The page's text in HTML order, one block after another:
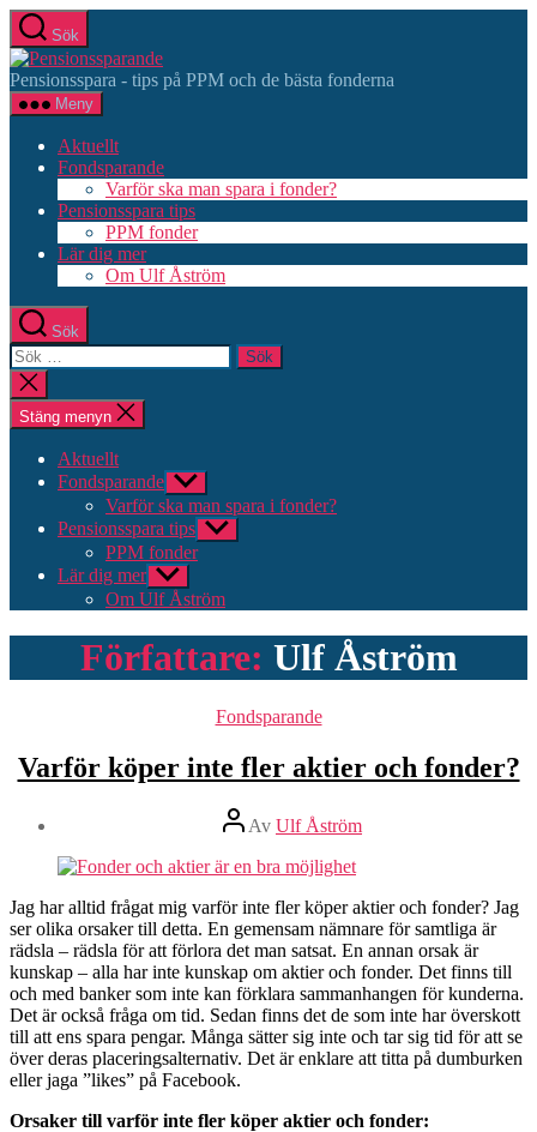
Hoppa
till
innehåll
Sök
Pensionssparande
Pensionsspara - tips på PPM och de bästa fonderna
Meny
Aktuellt
Fondsparande
Varför ska man spara i fonder?
Pensionsspara tips
PPM fonder
Lär dig mer
Om Ulf Åström
Sök
Sök
efter:
Stäng
sökningen
Stäng menyn
Aktuellt
Fondsparande Visa
undermeny
Varför ska man spara i fonder?
Pensionsspara tips Visa
undermeny
PPM fonder
Lär dig mer Visa
undermeny
Om Ulf Åström
Författare: Ulf Åström
Kategorier
Fondsparande
Varför köper inte fler aktier och fonder?
Inläggsförfattare
Av Ulf Åström
Jag har alltid frågat mig varför inte fler köper aktier och fonder? Jag
ser olika orsaker till detta. En gemensam nämnare för samtliga är
rädsla – rädsla för att förlora det man satsat. En annan orsak är
kunskap – alla har inte kunskap om aktier och fonder. Det finns till
och med banker som inte kan förklara sammanhangen för kunderna.
Det är också fråga om tid. Sedan finns det de som inte har överskott
till att ens spara pengar. Många sätter sig inte och tar sig tid för att se
över deras placeringsalternativ. Det är enklare att titta på dumburken
eller jaga ”likes” på Facebook.
Orsaker till varför inte fler köper aktier och fonder: